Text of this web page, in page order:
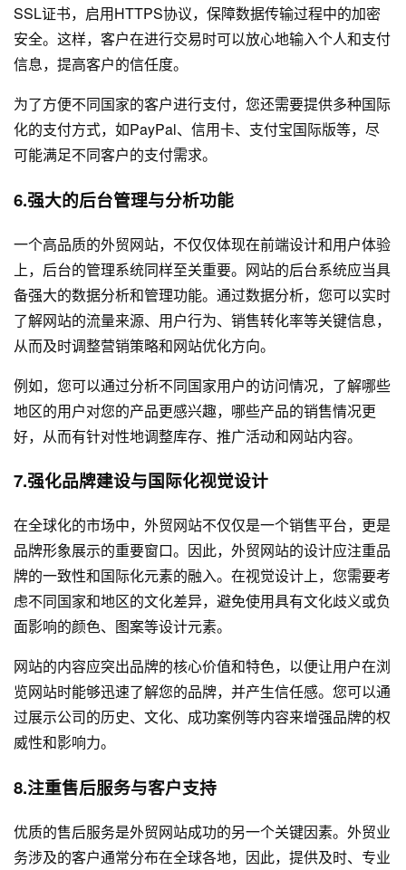
SSL证书，启用HTTPS协议，保障数据传输过程中的加密
安全。这样，客户在进行交易时可以放心地输入个人和支付
信息，提高客户的信任度。
为了方便不同国家的客户进行支付，您还需要提供多种国际
化的支付方式，如PayPal、信用卡、支付宝国际版等，尽
可能满足不同客户的支付需求。
6.强大的后台管理与分析功能
一个高品质的外贸网站，不仅仅体现在前端设计和用户体验
上，后台的管理系统同样至关重要。网站的后台系统应当具
备强大的数据分析和管理功能。通过数据分析，您可以实时
了解网站的流量来源、用户行为、销售转化率等关键信息，
从而及时调整营销策略和网站优化方向。
例如，您可以通过分析不同国家用户的访问情况，了解哪些
地区的用户对您的产品更感兴趣，哪些产品的销售情况更
好，从而有针对性地调整库存、推广活动和网站内容。
7.强化品牌建设与国际化视觉设计
在全球化的市场中，外贸网站不仅仅是一个销售平台，更是
品牌形象展示的重要窗口。因此，外贸网站的设计应注重品
牌的一致性和国际化元素的融入。在视觉设计上，您需要考
虑不同国家和地区的文化差异，避免使用具有文化歧义或负
面影响的颜色、图案等设计元素。
网站的内容应突出品牌的核心价值和特色，以便让用户在浏
览网站时能够迅速了解您的品牌，并产生信任感。您可以通
过展示公司的历史、文化、成功案例等内容来增强品牌的权
威性和影响力。
8.注重售后服务与客户支持
优质的售后服务是外贸网站成功的另一个关键因素。外贸业
务涉及的客户通常分布在全球各地，因此，提供及时、专业